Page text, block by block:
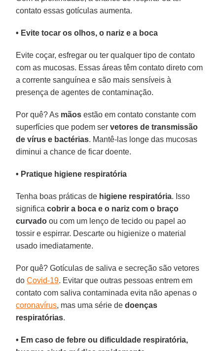
contato essas gotículas aumenta.
• Evite tocar os olhos, o nariz e a boca
Evite coçar, esfregar ou ter qualquer tipo de contato
com as mucosas. Essas áreas têm contato direto com
a corrente sanguínea e são mais sensíveis à
presença de agentes de contaminação.
Por quê? As mãos estão em contato constante com
superfícies que podem servetores de transmissão
de vírus e bactérias. Mantê-las longe das mucosas
diminui a chance de ficar doente.
• Pratique higiene respiratória
Tenha boas práticas de higiene respiratória. Isso
significacobrir a boca e o nariz com o braço
curvado ou com um lenço de tecido ou papel ao
tossir e espirrar. Descarte ou higienize o material
usado imediatamente.
Por quê? Gotículas de saliva e secreção são vetores
doCovid-19. Evitar que outras pessoas entrem em
contato com saliva contaminada evita não apenas o
coronavírus, mas uma série dedoenças
respiratórias.
• Em caso de febre ou dificuldade respiratória,